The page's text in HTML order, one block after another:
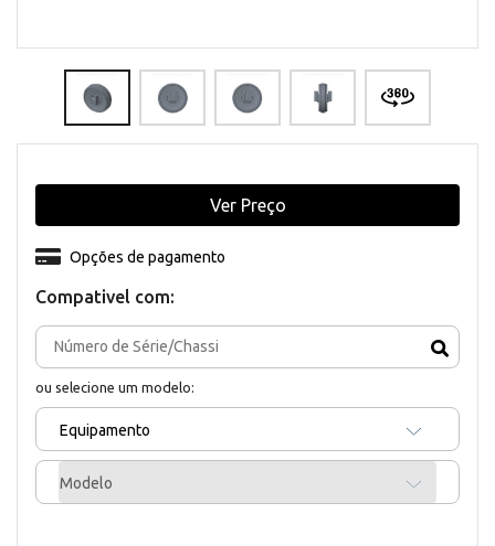
Compativel com:
ou selecione um modelo:
Equipamento
Modelo
Opções de pagamento
Ver Preço